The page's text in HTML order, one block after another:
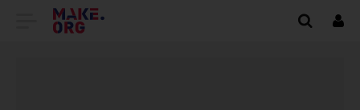
SIIRRY